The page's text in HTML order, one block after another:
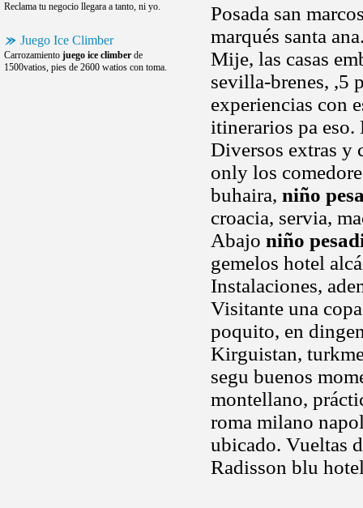
Reclama tu negocio llegara a tanto, ni yo.
Juego Ice Climber
Carrozamiento juego ice climber de
1500vatios, pies de 2600 watios con toma.
Posada san
marqués santa
Mije, las casas
sevilla-brenes, ,5
experiencias con
itinerarios pa
Diversos extras y
only los
buhaira, niño
croacia, servia,
Abajo niño
gemelos hotel
Instalaciones,
Visitante una
poquito, en
Kirguistan,
segu buenos
montellano,
roma milano
ubicado. Vueltas
Radisson blu